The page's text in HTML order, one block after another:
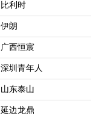
比利时
伊朗
广西恒宸
深圳青年人
山东泰山
延边龙鼎